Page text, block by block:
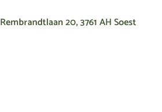
Rembrandtlaan 20, 3761 AH Soest